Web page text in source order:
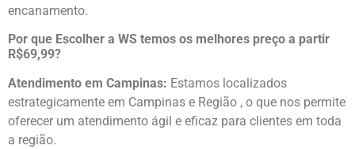
encanamento.
Por que Escolher a WS temos os melhores preço a partir
R$69,99?
Atendimento em Campinas: Estamos localizados
estrategicamente em Campinas e Região , o que nos permite
oferecer um atendimento ágil e eficaz para clientes em toda
a região.